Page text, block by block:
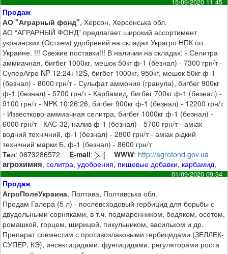
15/09/2020 11:45
Продаж
АО "Аграрный фонд", Херсон, Херсонська обл.
АО “АГРАРНЫЙ ФОНД” предлагает широкий ассортимент
украинских (Остхем) удобрений на складах Украгро НПК по
Украине. !!! Свежие поставки!!! В наличии на складах: - Селитра
аммиачная, бигбег 1000кг, мешок 50кг ф-1 (безнал) - 7300 грн/т -
СуперАгро NP 12:24+12S, бигбег 1000кг, 950кг, мешок 50кг ф-1
(безнал) - 8000 грн/т - Сульфат аммония (гранула), бигбег 900кг
ф-1 (безнал) - 5700 грн/т - Карбамид, бигбег 700кг ф-1 (безнал) -
9100 грн/т - NPK 10:26:26, бигбег 900кг ф-1 (безнал) - 12200 грн/т
- Известково-аммиачная селитра, бигбег 1000кг ф-1 (безнал) -
6000 грн/т - КАС-32, налив ф-1 (безнал) - 5700 грн/т - аміак
водний технічний, ф-1 (безнал) - 2800 грн/т - аміак рідкий
технічний марки Б, ф-1 (безнал) - 8600 грн/т
Тел: 0673286572 E-mail: WWW: http://agrofond.gov.ua
агрохимия,селитра,удобрения, пищевые добавки, карбамид,
01/09/2020 09:34
Продаж
АгроПолеУкраина, Полтава, Полтавська обл.
Продам Галера (5 л) - послевсходовый гербицид для борьбы с
двудольными сорняками, в т.ч. подмаренником, бодяком, осотом,
ромашкой, горцем, щирицей, пикульником, васильком и др.
Препарат совместим с противозлаковыми гербицидами (ЗЕЛЛЕК-
СУПЕР, КЭ), инсектицидами, фунгицидами, регуляторами роста